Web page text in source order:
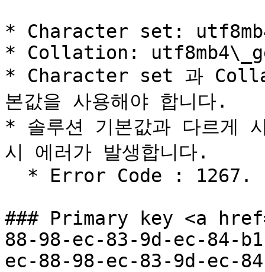
* Character set:
* Collation:
* Character set 과
본값을 사용해야 합니다.
* 솔루션 기본값과 다르게
시 에러가 발생합니다.
### Primary key <a
88-98-ec-83-9d-ec-84-
ec-88-98-ec-83-9d-ec-